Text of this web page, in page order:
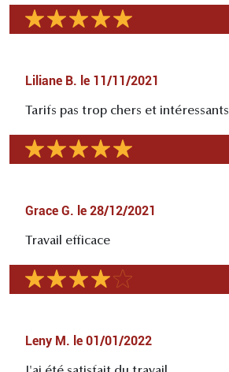
Liliane B. le 11/11/2021
Tarifs pas trop chers et intéressants
Grace G. le 28/12/2021
Travail efficace
Leny M. le 01/01/2022